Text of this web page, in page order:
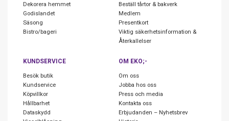
Dekorera hemmet
Godislandet
Säsong
Bistro/bageri
Beställ tårtor & bakverk
Medlem
Presentkort
Viktig säkerhetsinformation &
Återkallelser
KUNDSERVICE
Besök butik
Kundservice
Köpvillkor
Hållbarhet
Dataskydd
OM EKO;-
Om oss
Jobba hos oss
Press och media
Kontakta oss
Erbjudanden – Nyhetsbrev